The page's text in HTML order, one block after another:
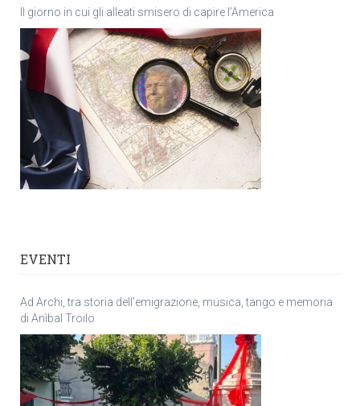
Il giorno in cui gli alleati smisero di capire l’America
EVENTI
Ad Archi, tra storia dell’emigrazione, musica, tango e memoria
di Anìbal Troilo